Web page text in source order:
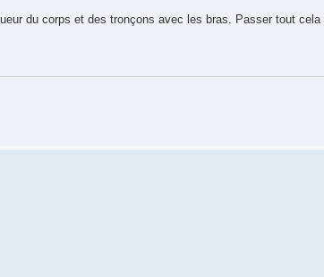
du corps et des tronçons avec les bras. Passer tout